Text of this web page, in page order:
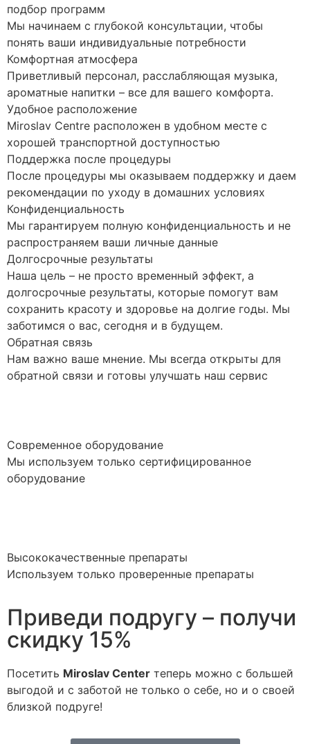
подбор программ
Мы начинаем с глубокой консультации, чтобы
понять ваши индивидуальные потребности
Комфортная атмосфера
Приветливый персонал, расслабляющая музыка,
ароматные напитки – все для вашего комфорта.
Удобное расположение
Miroslav Centre расположен в удобном месте с
хорошей транспортной доступностью
Поддержка после процедуры
После процедуры мы оказываем поддержку и даем
рекомендации по уходу в домашних условиях
Конфиденциальность
Мы гарантируем полную конфиденциальность и не
распространяем ваши личные данные
Долгосрочные результаты
Наша цель – не просто временный эффект, а
долгосрочные результаты, которые помогут вам
сохранить красоту и здоровье на долгие годы. Мы
заботимся о вас, сегодня и в будущем.
Обратная связь
Нам важно ваше мнение. Мы всегда открыты для
обратной связи и готовы улучшать наш сервис
Современное оборудование
Мы используем только сертифицированное
оборудование
Высококачественные препараты
Используем только проверенные препараты
Приведи подругу – получи
скидку 15%
Посетить Miroslav Сenter теперь можно с большей
выгодой и с заботой не только о себе, но и о своей
близкой подруге!